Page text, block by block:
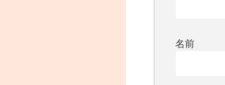
名前